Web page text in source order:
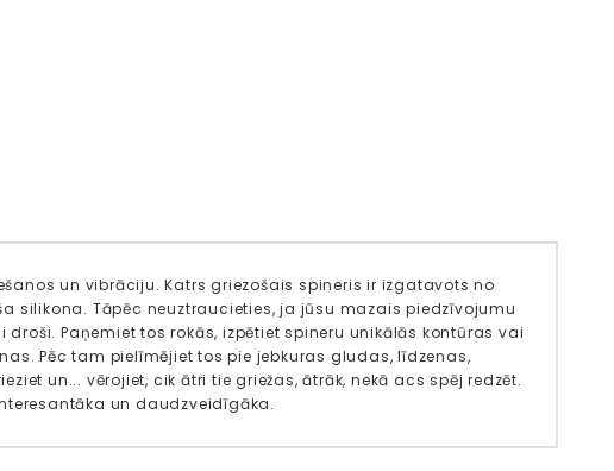
un vibrāciju. Katrs griezošais spineris ir izgatavots no
silikona. Tāpēc neuztraucieties, ja jūsu mazais piedzīvojumu
Paņemiet tos rokās, izpētiet spineru unikālās kontūras vai
Pēc tam pielīmējiet tos pie jebkuras gludas, līdzenas,
un... vērojiet, cik ātri tie griežas, ātrāk, nekā acs spēj redzēt.
un daudzveidīgāka.